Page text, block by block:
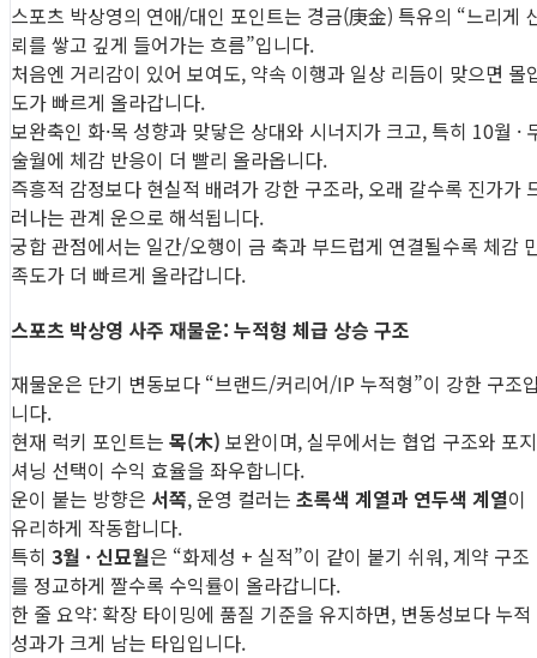
스포츠 박상영의 연애/대인 포인트는 경금(庚金) 특유의 “느리게
뢰를 쌓고 깊게 들어가는 흐름”입니다.
처음엔 거리감이 있어 보여도, 약속 이행과 일상 리듬이 맞으면 몰
도가 빠르게 올라갑니다.
보완축인 화·목 성향과 맞닿은 상대와 시너지가 크고, 특히 10월 ·
술월에 체감 반응이 더 빨리 올라옵니다.
즉흥적 감정보다 현실적 배려가 강한 구조라, 오래 갈수록 진가가
러나는 관계 운으로 해석됩니다.
궁합 관점에서는 일간/오행이 금 축과 부드럽게 연결될수록 체감
족도가 더 빠르게 올라갑니다.
스포츠 박상영 사주 재물운: 누적형 체급 상승 구조
재물운은 단기 변동보다 “브랜드/커리어/IP 누적형”이 강한 구조
니다.
현재 럭키 포인트는 목(木) 보완이며, 실무에서는 협업 구조와 포지
셔닝 선택이 수익 효율을 좌우합니다.
운이 붙는 방향은 서쪽, 운영 컬러는 초록색 계열과 연두색 계열이
유리하게 작동합니다.
특히 3월 · 신묘월은 “화제성 + 실적”이 같이 붙기 쉬워, 계약 구조
를 정교하게 짤수록 수익률이 올라갑니다.
한 줄 요약: 확장 타이밍에 품질 기준을 유지하면, 변동성보다 누적
성과가 크게 남는 타입입니다.